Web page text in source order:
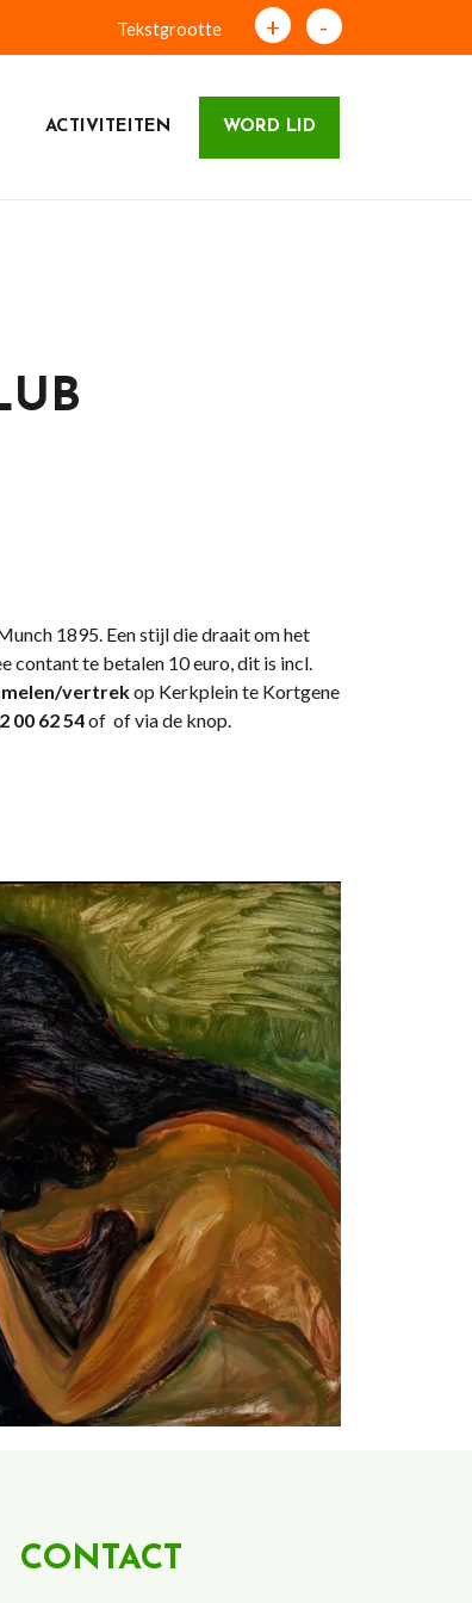
Tekstgrootte + -
ACTIVITEITEN WORD LID
1895. Een stijl die draait om het
contant te betalen 10 euro, dit is incl.
vertrekop Kerkplein te Kortgene
00 62 54of of via de knop.
CONTACT